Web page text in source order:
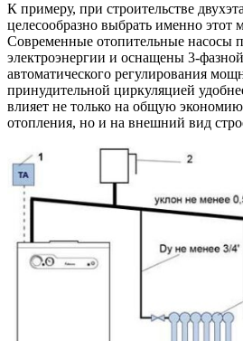
К примеру, при строительстве
целесообразно выбрать именно этот
Современные отопительные насосы
электроэнергии и оснащены 3-
автоматического регулирования
принудительной циркуляцией
влияет не только на общую
отопления, но и на внешний вид